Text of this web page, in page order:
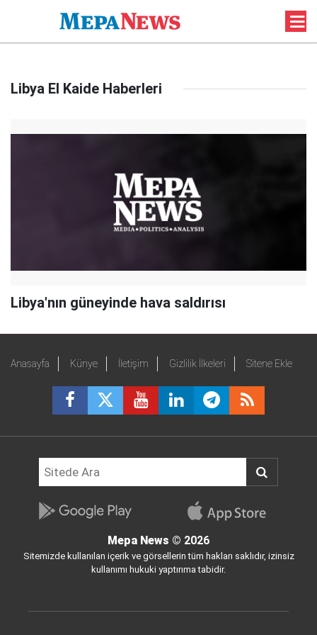
Libya El Kaide Haberleri
Libya'nın güneyinde hava saldırısı
Anasayfa Künye İletişim Gizlilik İlkeleri Sitene Ekle
Mepa News © 2026
Sitemizde kullanılan içerik ve görsellerin tüm hakları saklıdır, izinsiz
kullanımı hukuki yaptırıma tabidir.